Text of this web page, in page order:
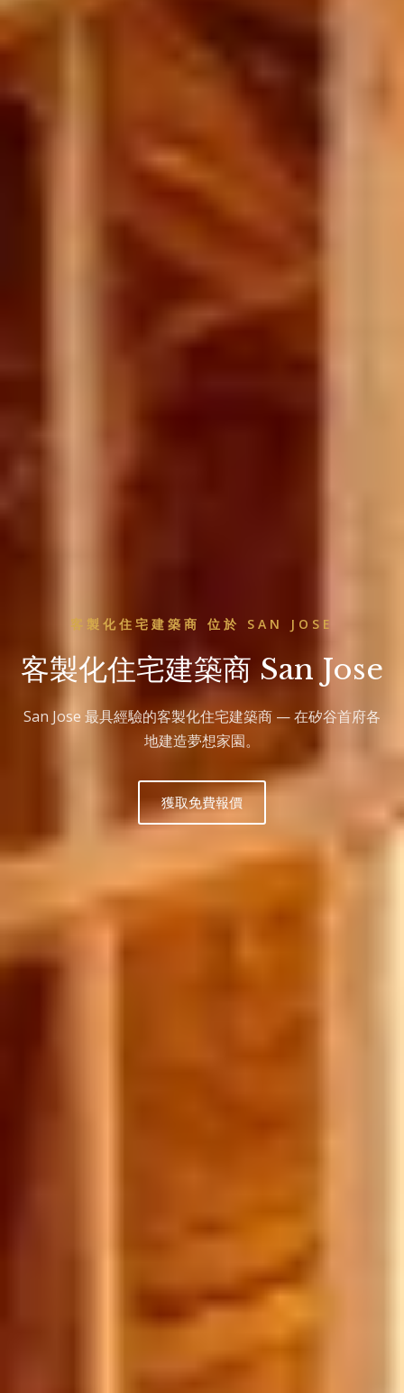
客製化住宅建築商 位於 SAN JOSE
客製化住宅建築商 San Jose
San Jose 最具經驗的客製化住宅建築商 — 在矽谷首府各
地建造夢想家園。
獲取免費報價